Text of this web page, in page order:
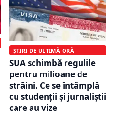
ȘTIRI DE ULTIMĂ ORĂ
SUA schimbă regulile
pentru milioane de
străini. Ce se întâmplă
cu studenții și jurnaliștii
care au vize